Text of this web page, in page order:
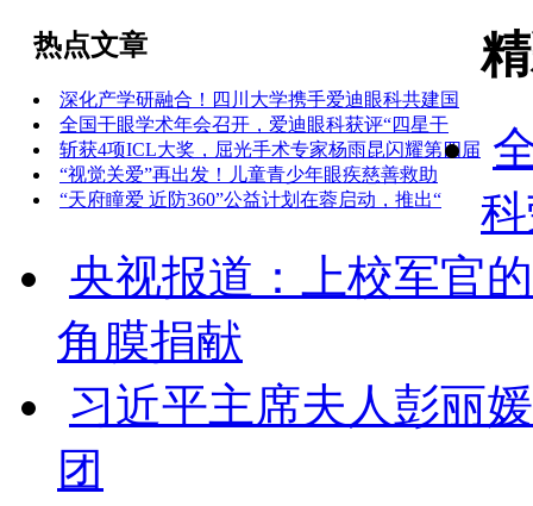
热点文章
深化产学研融合！四川大学携手爱迪眼科共建国
全国干眼学术年会召开，爱迪眼科获评“四星干
斩获4项ICL大奖，屈光手术专家杨雨昆闪耀第四届
“视觉关爱”再出发！儿童青少年眼疾慈善救助
“天府瞳爱 近防360”公益计划在蓉启动，推出“
央视报道：上校军官
角膜捐献
习近平主席夫人彭丽
团